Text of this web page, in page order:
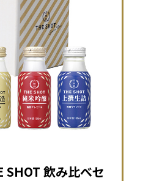
SHOT 飲み比べセ